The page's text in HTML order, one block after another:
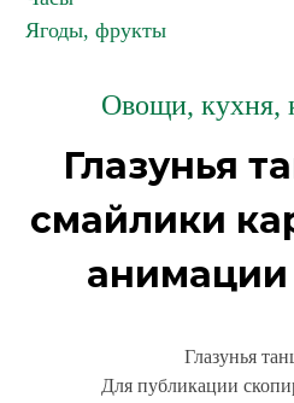
Ягоды, фрукты
Овощи, кухня,
Глазунья
смайлики
анимации
Глазунья
Для публикации